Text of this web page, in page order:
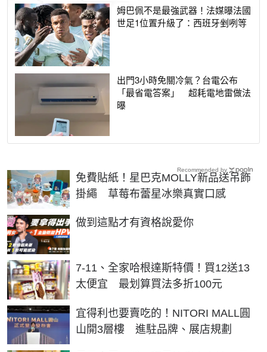
姆巴佩不是最強武器！法媒曝法國
世足1位置升級了：西班牙剉咧等
出門3小時免關冷氣？台電公布
「最省電答案」 超耗電地雷做法
曝
免費貼紙！星巴克MOLLY新品送吊飾
掛繩 草莓布蕾星冰樂真實口感
做到這點才有資格說愛你
PR
7-11、全家哈根達斯特價！買12送13
太便宜 最划算買法多折100元
宜得利也要賣吃的！NITORI MALL圓
山開3層樓 進駐品牌、展店規劃
Recommended by